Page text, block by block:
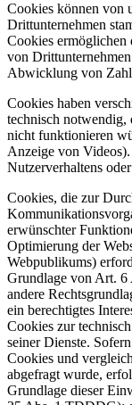
Cookies können von
Drittunternehmen
Cookies ermöglichen
von
Abwicklung von
Cookies haben
technisch notwendig,
nicht funktionieren
Anzeige von
Nutzerverhaltens
Cookies, die zur
erwünschter
Optimierung der
Webpublikums)
Grundlage von Art.
andere
ein berechtigtes
Cookies zur
seiner Dienste.
Cookies und
abgefragt wurde,
Grundlage dieser